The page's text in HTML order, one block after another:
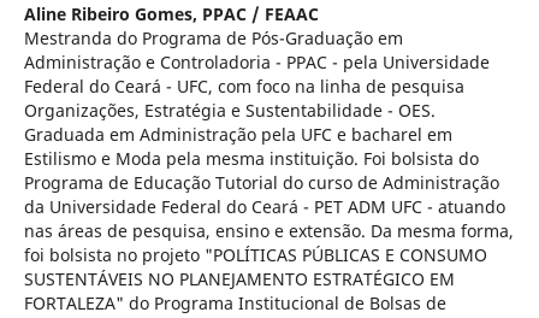
Aline Ribeiro Gomes, PPAC / FEAAC
Mestranda do Programa de Pós-Graduação em
Administração e Controladoria - PPAC - pela Universidade
Federal do Ceará - UFC, com foco na linha de pesquisa
Organizações, Estratégia e Sustentabilidade - OES.
Graduada em Administração pela UFC e bacharel em
Estilismo e Moda pela mesma instituição. Foi bolsista do
Programa de Educação Tutorial do curso de Administração
da Universidade Federal do Ceará - PET ADM UFC - atuando
nas áreas de pesquisa, ensino e extensão. Da mesma forma,
foi bolsista no projeto "POLÍTICAS PÚBLICAS E CONSUMO
SUSTENTÁVEIS NO PLANEJAMENTO ESTRATÉGICO EM
FORTALEZA" do Programa Institucional de Bolsas de